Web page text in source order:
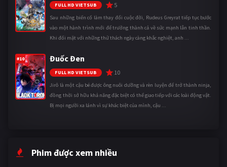
FULL HD VIETSUB 5
Sau những biến cố làm thay đổi cuộc đời, Rudeus Greyrat tiếp tục bước
vào một hành trình mới để trưởng thành cả về sức mạnh lẫn tinh thần.
Khi đối mặt với những thử thách ngày càng khắc nghiệt, anh ...
#10 Đuốc Đen
FULL HD VIETSUB 10
Jirô là một cậu bé được ông nuôi dưỡng và rèn luyện để trở thành ninja,
đồng thời sở hữu khả năng đặc biệt có thể giao tiếp với các loài động vật.
Bị mọi người xa lánh vì sự khác biệt của mình, cậu ...
Phim được xem nhiều